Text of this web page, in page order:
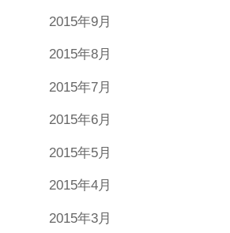
2015年9月
2015年8月
2015年7月
2015年6月
2015年5月
2015年4月
2015年3月